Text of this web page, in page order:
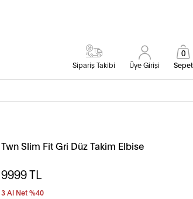
Sipariş Takibi Üye Girişi Sepet
0
Twn Slim Fit Gri Düz Takim Elbise
9999TL
3 Al Net %40